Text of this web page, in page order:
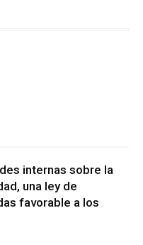
internas sobre la
una ley de
favorable a los